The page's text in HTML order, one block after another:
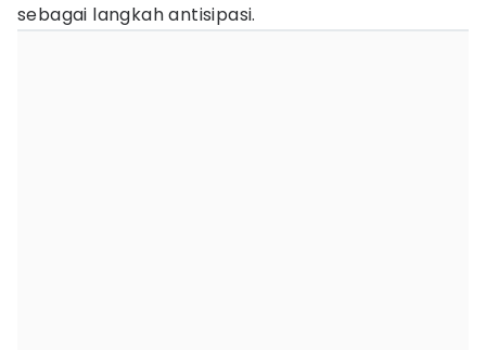
sebagai langkah antisipasi.